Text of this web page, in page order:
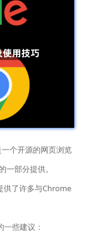
个开源的网页浏览
部分提供。
供了许多与Chrome
些建议：